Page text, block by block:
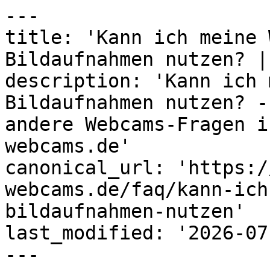
---
title: 'Kann ich meine
Bildaufnahmen nutzen?
description: 'Kann ich
Bildaufnahmen
andere Webcams-
webcams.de'
canonical_url: 'https://
webcams.de/faq/kann-
bildaufnahmen-nutzen'
last_modified: '2026-
---